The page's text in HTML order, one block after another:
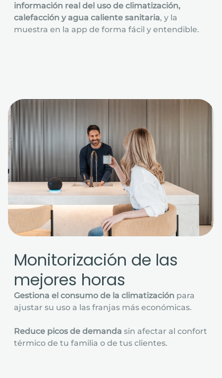
información real del uso de climatización,
calefacción y agua caliente sanitaria, y la
muestra en la app de forma fácil y entendible.
Monitorización de las
mejores horas
Gestiona el consumo de la climatización para
ajustar su uso a las franjas más económicas.
Reduce picos de demanda sin afectar al confort
térmico de tu familia o de tus clientes.